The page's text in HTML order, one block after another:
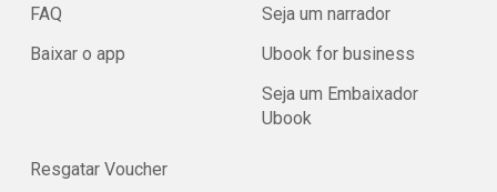
FAQ
Baixar o app
Seja um narrador
Ubook for business
Seja um Embaixador
Ubook
Resgatar Voucher